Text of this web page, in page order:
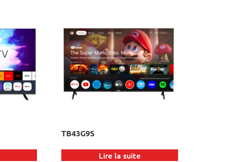
TB43G9S
Lire la suite